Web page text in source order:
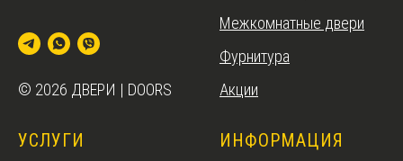
© 2026 ДВЕРИ | DOORS
Межкомнатные двери
Фурнитура
Акции
УСЛУГИ ИНФОРМАЦИЯ